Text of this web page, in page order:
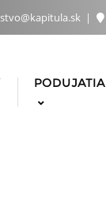
PODUJATIA